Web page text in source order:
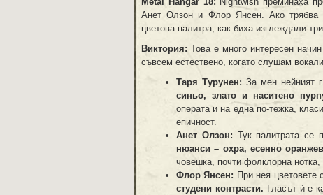
Анет Олзон и Флор Янсен. Ако трябва
цветова палитра, как биха изглеждали
Виктория: Това е много интересен
съвсем естествено, когато слушам
Таря Турунен: За мен нейният
синьо, злато и наситено
операта и на една по-тежка,
епичност.
Анет Олзон: Тук палитрата
нюанси – охра, есенно
човешка, почти фолклорна нотка,
Флор Янсен: При нея цветовете
студени контрасти. Гласът ѝ е